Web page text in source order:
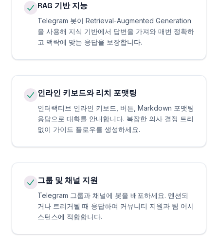
RAG 기반 지능
Telegram 봇이 Retrieval-Augmented Generation
을 사용해 지식 기반에서 답변을 가져와 매번 정확하
고 맥락에 맞는 응답을 보장합니다.
인라인 키보드와 리치 포맷팅
인터랙티브 인라인 키보드, 버튼, Markdown 포맷팅
응답으로 대화를 안내합니다. 복잡한 의사 결정 트리
없이 가이드 플로우를 생성하세요.
그룹 및 채널 지원
Telegram 그룹과 채널에 봇을 배포하세요. 멘션되
거나 트리거될 때 응답하여 커뮤니티 지원과 팀 어시
스턴스에 적합합니다.